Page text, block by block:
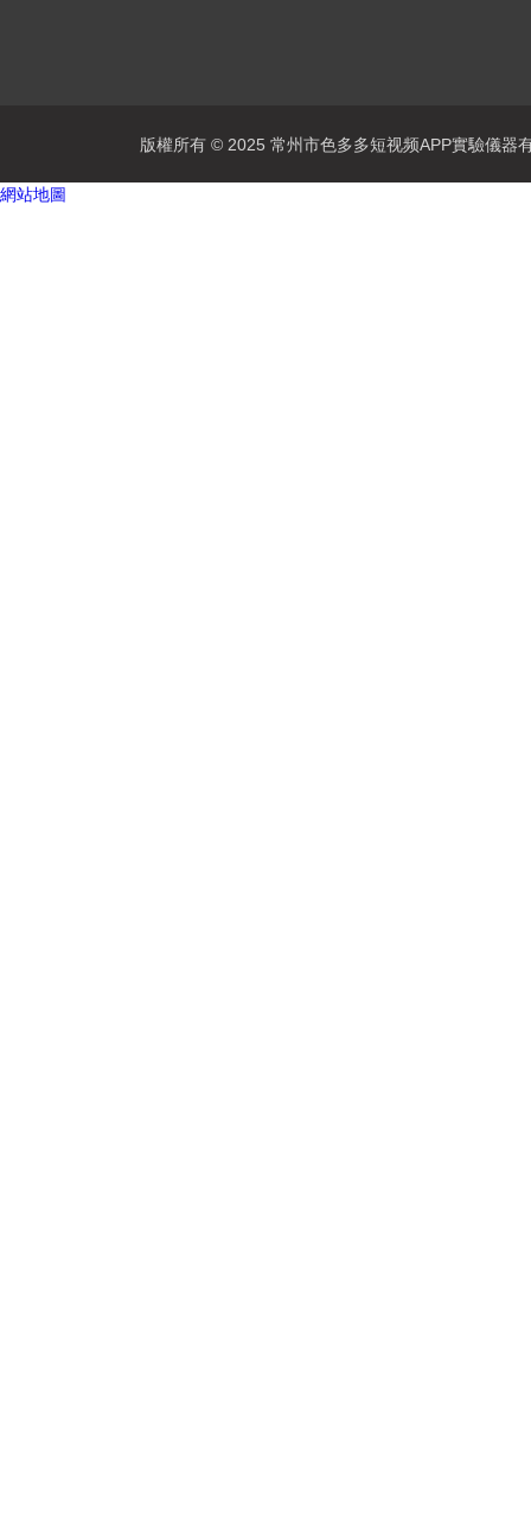
版權所有 © 2025 常州市色多多短视频APP實驗儀
網站地圖